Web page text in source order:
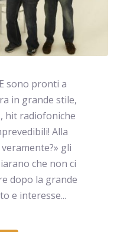
sono pronti a
in grande stile,
hit radiofoniche
Alla
gli
che non ci
dopo la grande
e interesse...